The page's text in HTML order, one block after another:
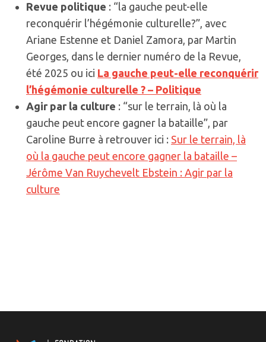
Revue politique : “la gauche peut-elle
reconquérir l’hégémonie culturelle?”, avec
Ariane Estenne et Daniel Zamora, par Martin
Georges, dans le dernier numéro de la Revue,
été 2025 ou ici La gauche peut-elle reconquérir
l’hégémonie culturelle ? – Politique
Agir par la culture : “sur le terrain, là où la
gauche peut encore gagner la bataille”, par
Caroline Burre à retrouver ici : Sur le terrain, là
où la gauche peut encore gagner la bataille –
Jérôme Van Ruychevelt Ebstein : Agir par la
culture